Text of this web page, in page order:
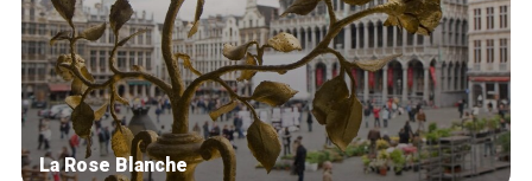
La Rose Blanche